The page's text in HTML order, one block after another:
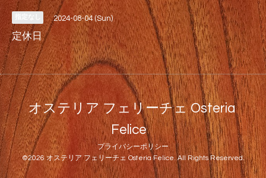
2024-08-04 (Sun)
定休日
オステリア フェリーチェ Osteria
Felice
プライバシーポリシー
©2026オステリア フェリーチェ Osteria Felice. All Rights Reserved.